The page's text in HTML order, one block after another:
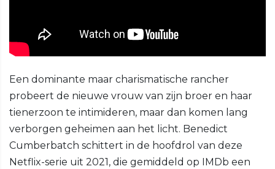
Een dominante maar charismatische rancher
probeert de nieuwe vrouw van zijn broer en haar
tienerzoon te intimideren, maar dan komen lang
verborgen geheimen aan het licht. Benedict
Cumberbatch schittert in de hoofdrol van deze
Netflix-serie uit 2021, die gemiddeld op IMDb een